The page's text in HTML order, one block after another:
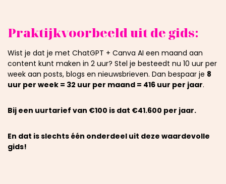
Praktijkvoorbeeld uit de gids:
Wist je dat je met ChatGPT + Canva AI een maand aan
content kunt maken in 2 uur? Stel je besteedt nu 10 uur per
week aan posts, blogs en nieuwsbrieven. Dan bespaar je 8
uur per week = 32 uur per maand = 416 uur per jaar.
Bij een uurtarief van €100 is dat €41.600 per jaar.
En dat is slechts één onderdeel uit deze waardevolle
gids!